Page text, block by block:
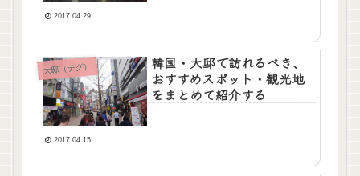
2017.04.29
大邸（テグ）
韓国・大邸で訪れるべき、
おすすめスポット・観光地
をまとめて紹介する
2017.04.15